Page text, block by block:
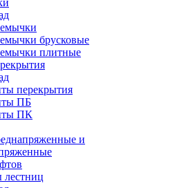
брусковые
плитные
перекрытия
ПБ
ПК
и